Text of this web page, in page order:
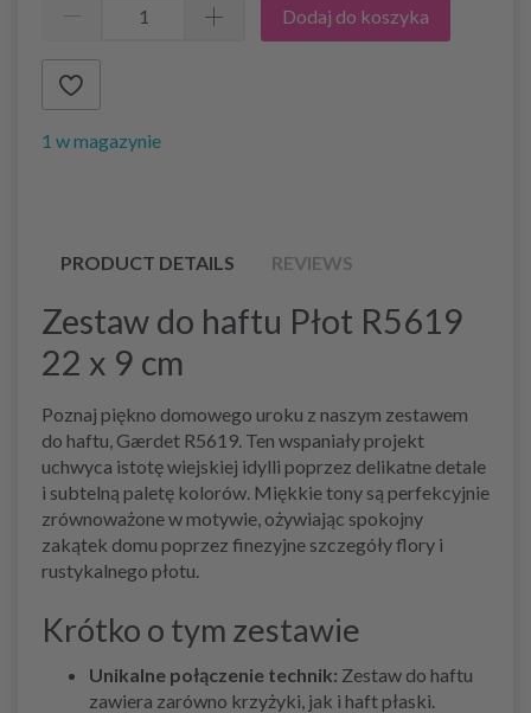
Dodaj do koszyka
1 w magazynie
PRODUCT DETAILS REVIEWS
Zestaw do haftu Płot R5619
22 x 9 cm
Poznaj piękno domowego uroku z naszym zestawem
do haftu, Gærdet R5619. Ten wspaniały projekt
uchwyca istotę wiejskiej idylli poprzez delikatne detale
i subtelną paletę kolorów. Miękkie tony są perfekcyjnie
zrównoważone w motywie, ożywiając spokojny
zakątek domu poprzez finezyjne szczegóły flory i
rustykalnego płotu.
Krótko o tym zestawie
Unikalne połączenie technik: Zestaw do haftu
zawiera zarówno krzyżyki, jak i haft płaski.